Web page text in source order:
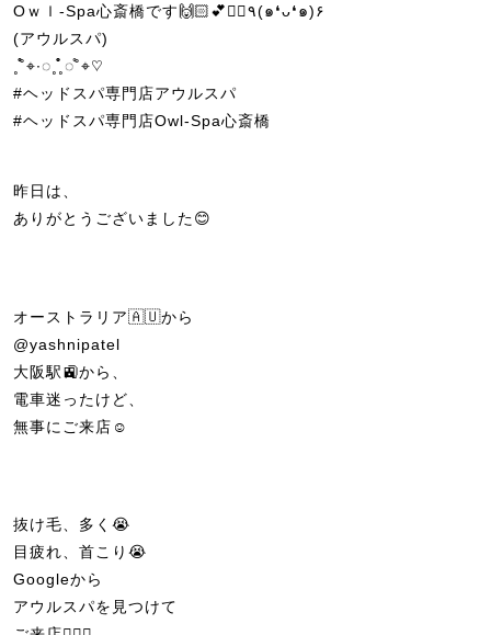
Oｗｌ-Spa心斎橋です🙌🏻💕💆‍♀️٩(๑❛ᴗ❛๑)۶
(アウルスパ)
˳˚̊̊⌖∙◌˳˳̊̊̊◌˚̊⌖♡
#ヘッドスパ専門店アウルスパ
#ヘッドスパ専門店Owl-Spa心斎橋
昨日は、
ありがとうございました😊
オーストラリア🇦🇺から
@yashnipatel
大阪駅🚉から、
電車迷ったけど、
無事にご来店☺️
抜け毛、多く😭
目疲れ、首こり😭
Googleから
アウルスパを見つけて